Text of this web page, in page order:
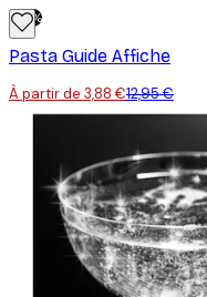
-70%
Pasta Guide Affiche
À partir de 3,88 €12,95 €